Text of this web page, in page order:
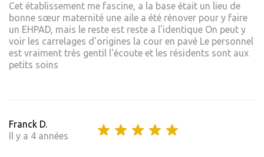
Cet établissement me fascine, a la base était un lieu de
bonne sœur maternité une aile a été rénover pour y faire
un EHPAD, mais le reste est reste a l'identique On peut y
voir les carrelages d'origines la cour en pavé Le personnel
est vraiment très gentil l'écoute et les résidents sont aux
petits soins
Franck D.
Il y a 4 années